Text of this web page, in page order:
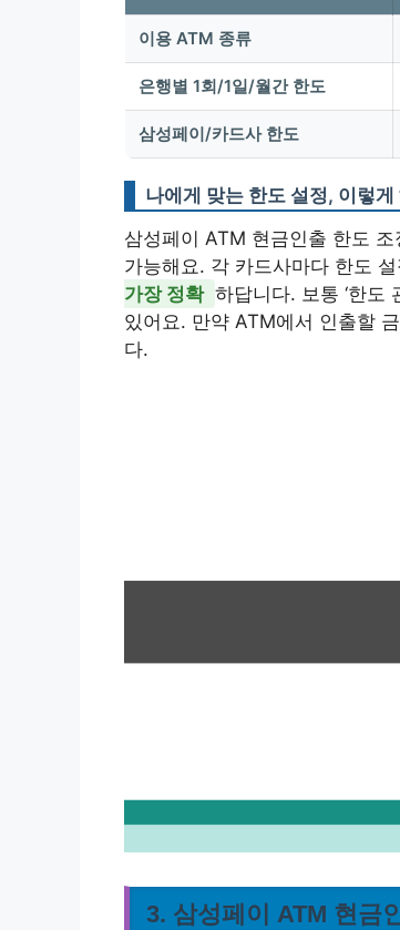
이용 ATM 종류
은행별 1회/1일/월간 한도
삼성페이/카드사 한도
나에게 맞는 한도 설정, 이렇게
삼성페이 ATM 현금인출 한도
가능해요. 각 카드사마다 한도
가장 정확 하답니다. 보통 ‘한도
있어요. 만약 ATM에서 인출할
다.
3. 삼성페이 ATM 현금